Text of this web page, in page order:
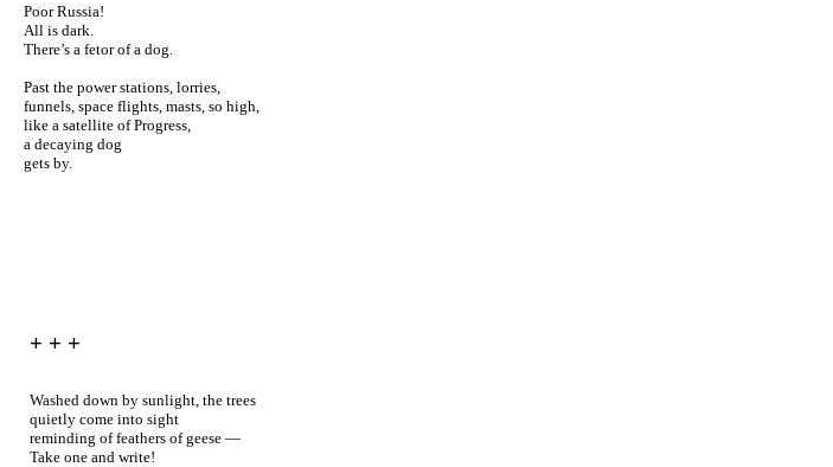
Poor Russia!
All is dark.
There’s a fetor of a dog.
Past the power stations, lorries,
funnels, space flights, masts, so high,
like a satellite of Progress,
a decaying dog
gets by.
+ + +
Washed down by sunlight, the trees
quietly come into sight
reminding of feathers of geese —
Take one and write!